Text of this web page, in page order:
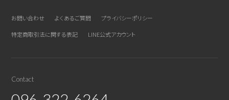
お問い合わせ よくあるご質問
プライバシーポリシー
特定商取引法に関する表記
LINE公式アカウント
Contact